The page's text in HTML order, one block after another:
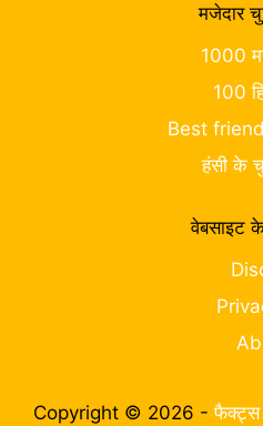
मजेदार
1000
100
Best
हंसी के
वेबसाइट
Copyright © 2026 -फैक्ट्स